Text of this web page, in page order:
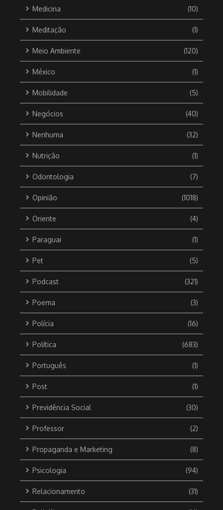
Medicina (10)
Meditação (1)
Meio Ambiente (120)
México (1)
Mobilidade (5)
Negócios (40)
Nenhuma (32)
Nutrição (1)
Odontologia (7)
Opinião (1018)
Oriente (4)
Paraguai (1)
Pet (5)
Podcast (321)
Poema (3)
Polícia (16)
Política (683)
Português (1)
Post (1)
Previdência Social (30)
Professor (2)
Propaganda e Marketing (8)
Psicologia (94)
Relacionamento (31)